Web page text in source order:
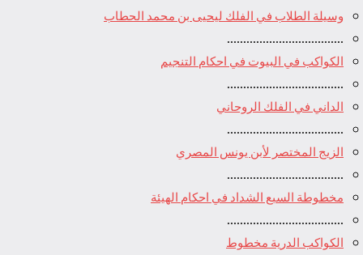
وسيلة الطلاب في الفلك ليحيى بن محمد الحطاب
....................................
الكواكب في البيوت في احكام التنجيم
....................................
الداني في الفلك الروحاني
....................................
الزيج المختصر لأبن يونس المصري
....................................
مخطوطة السبع الشداد في احكام الهيئة
....................................
الكواكب الدرية مخطوط